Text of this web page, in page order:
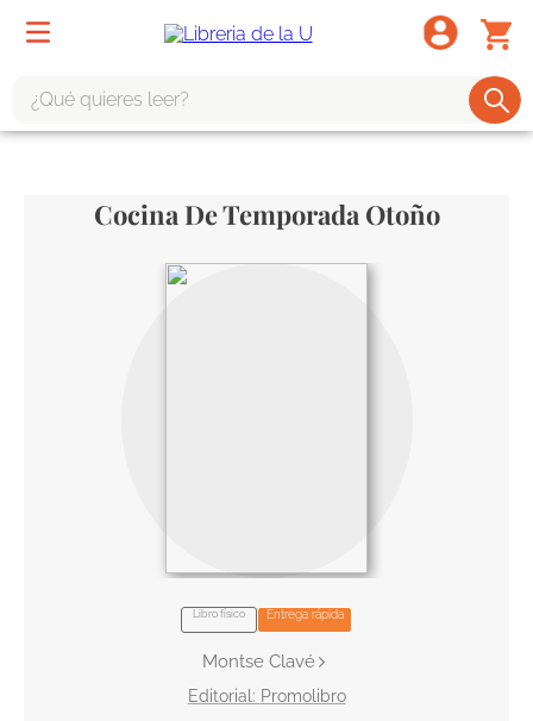
Cocina De Temporada Otoño
Libro físico Entrega rápida
Montse Clavé
Promolibro
harry potter
book haven